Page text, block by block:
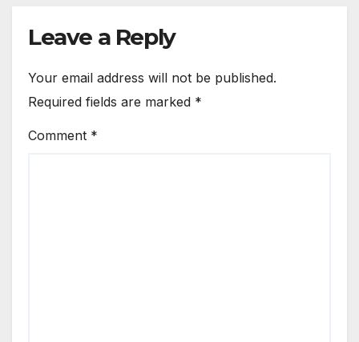
Leave a Reply
Your email address will not be published.
Required fields are marked *
Comment *